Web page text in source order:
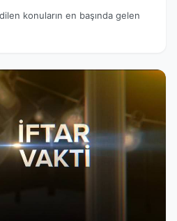
konuların en başında gelen